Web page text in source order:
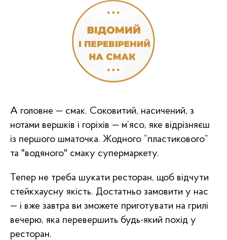
А головне — смак. Соковитий, насичений, з
нотами вершків і горіхів — м’ясо, яке відрізняєш
із першого шматочка. Жодного “пластикового”
та "водяного" смаку супермаркету.
Тепер не треба шукати ресторан, щоб відчути
стейкхаусну якість. Достатньо замовити у нас
— і вже завтра ви зможете приготувати на грилі
вечерю, яка перевершить будь-який похід у
ресторан.
Органічне Масло,
Сирники, Млинці,
Паштети, Намазки
& Консервація
Ласощі Для Домашніх
Улюбленців